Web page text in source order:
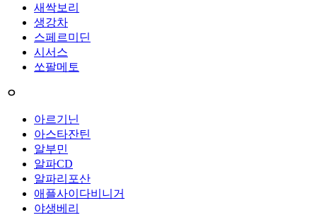
새싹보리
생강차
스페르미딘
시서스
쏘팔메토
ㅇ
아르기닌
아스타잔틴
알부민
알파CD
알파리포산
애플사이다비니거
야생베리